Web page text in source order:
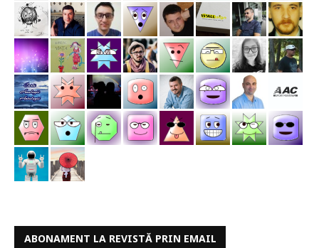
ABONAMENT LA REVISTĂ PRIN EMAIL